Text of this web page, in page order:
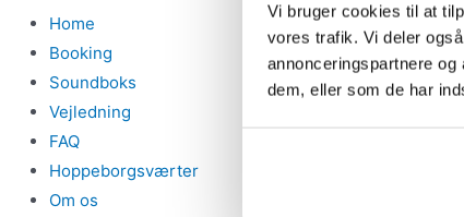
Vi bruger cookies til at
vores trafik. Vi deler
annonceringspartnere
dem, eller som de har
Home
Booking
Soundboks
Vejledning
FAQ
Hoppeborgsværter
Om os